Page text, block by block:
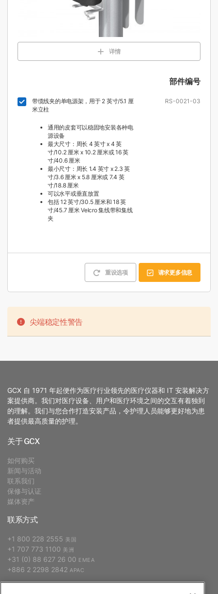
详情
部件编号
带缆线夹的单电源架，用于 2 英寸/5.1 厘
米立柱
通用的皮套可以稳固地安装各种电
源设备
最大尺寸：周长 4 英寸 x 4 英
寸/10.2 厘米 x 10.2 厘米或 16 英
寸/40.6 厘米
最小尺寸：周长 1.4 英寸 x 2.3 英
寸/3.6 厘米 x 5.8 厘米或 7.4 英
寸/18.8 厘米
可以水平或垂直放置
包括 12 英寸/30.5 厘米和 18 英
寸/45.7 厘米 Velcro 集线带和集线
夹
RS-0021-03
重设选项 请求更多信息
尖端稳定性警告
GCX 自 1971 年起便作为医疗行业领先的医疗仪器和 IT 安装解决方
案提供商。我们对医疗设备、用户和医疗环境之间的交互有着独到
的理解。我们与您合作打造安装产品，令护理人员能够更好地为患
者提供最高质量的护理。
关于 GCX
如何购买
新闻与活动
联系我们
保修与认证
媒体资产
联系方式
+1 800 228 2555 美国
+1 707 773 1100 美洲
+31 (0) 88 627 26 00 EMEA
+886 2 2298 2842 APAC